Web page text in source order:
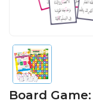
Board